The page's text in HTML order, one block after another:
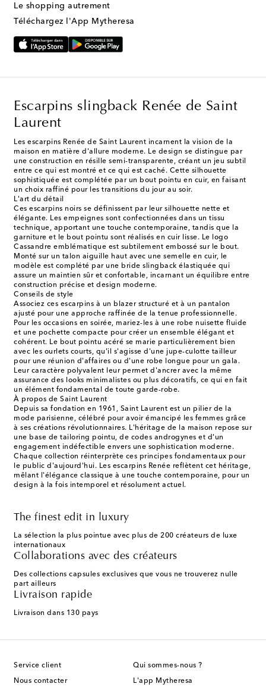
Le shopping autrement
Téléchargez l'App Mytheresa
Escarpins slingback Renée de Saint
Laurent
Les escarpins Renée de Saint Laurent incarnent la vision de la
maison en matière d'allure moderne. Le design se distingue par
une construction en résille semi-transparente, créant un jeu subtil
entre ce qui est montré et ce qui est caché. Cette silhouette
sophistiquée est complétée par un bout pointu en cuir, en faisant
un choix raffiné pour les transitions du jour au soir.
L'art du détail
Ces escarpins noirs se définissent par leur silhouette nette et
élégante. Les empeignes sont confectionnées dans un tissu
technique, apportant une touche contemporaine, tandis que la
garniture et le bout pointu sont réalisés en cuir lisse. Le logo
Cassandre emblématique est subtilement embossé sur le bout.
Monté sur un talon aiguille haut avec une semelle en cuir, le
modèle est complété par une bride slingback élastiquée qui
assure un maintien sûr et confortable, incarnant un équilibre entre
construction précise et design moderne.
Conseils de style
Associez ces escarpins à un blazer structuré et à un pantalon
ajusté pour une approche raffinée de la tenue professionnelle.
Pour les occasions en soirée, mariez-les à une robe nuisette fluide
et une pochette compacte pour créer un ensemble élégant et
cohérent. Le bout pointu acéré se marie particulièrement bien
avec les ourlets courts, qu'il s'agisse d'une jupe-culotte tailleur
pour une réunion d'affaires ou d'une robe longue pour un gala.
Leur caractère polyvalent leur permet d'ancrer avec la même
assurance des looks minimalistes ou plus décoratifs, ce qui en fait
un élément fondamental de toute garde-robe.
À propos de Saint Laurent
Depuis sa fondation en 1961, Saint Laurent est un pilier de la
mode parisienne, célébré pour avoir émancipé les femmes grâce
à ses créations révolutionnaires. L'héritage de la maison repose sur
une base de tailoring pointu, de codes androgynes et d'un
engagement indéfectible envers une sophistication moderne.
Chaque collection réinterprète ces principes fondamentaux pour
le public d'aujourd'hui. Les escarpins Renée reflètent cet héritage,
mêlant l'élégance classique à une touche contemporaine, pour un
design à la fois intemporel et résolument actuel.
The finest edit in luxury
La sélection la plus pointue avec plus de 200 créateurs de luxe
internationaux
Collaborations avec des créateurs
Des collections capsules exclusives que vous ne trouverez nulle
part ailleurs
Livraison rapide
Livraison dans 130 pays
Service client
Nous contacter
Qui sommes-nous ?
L'app Mytheresa